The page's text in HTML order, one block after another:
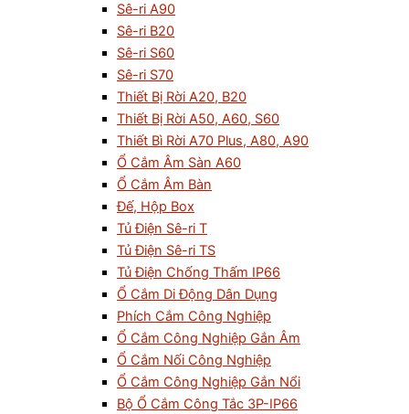
Sê-ri A90
Sê-ri B20
Sê-ri S60
Sê-ri S70
Thiết Bị Rời A20, B20
Thiết Bị Rời A50, A60, S60
Thiết Bì Rời A70 Plus, A80, A90
Ổ Cắm Âm Sàn A60
Ổ Cắm Âm Bàn
Đế, Hộp Box
Tủ Điện Sê-ri T
Tủ Điện Sê-ri TS
Tủ Điện Chống Thấm IP66
Ổ Cắm Di Động Dân Dụng
Phích Cắm Công Nghiệp
Ổ Cắm Công Nghiệp Gắn Âm
Ổ Cắm Nối Công Nghiệp
Ổ Cắm Công Nghiệp Gắn Nổi
Bộ Ổ Cắm Công Tắc 3P-IP66